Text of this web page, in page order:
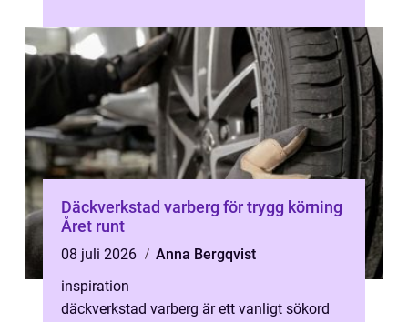
Däckverkstad varberg för trygg körning
Året runt
08 juli 2026
Anna Bergqvist
inspiration
däckverkstad varberg är ett vanligt sökord